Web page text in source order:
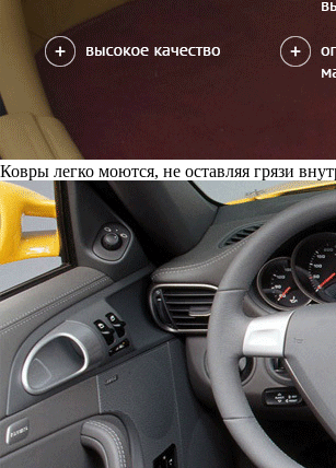
Ковры легко моются, не оставляя грязи